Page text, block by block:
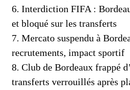
6. Interdiction FIFA :
et bloqué sur les transferts
7. Mercato suspendu à
recrutements, impact sportif
8. Club de Bordeaux frappé
transferts verrouillés après